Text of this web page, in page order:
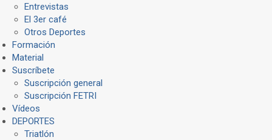
Entrevistas
El 3er café
Otros Deportes
Formación
Material
Suscríbete
Suscripción general
Suscripción FETRI
Vídeos
DEPORTES
Triatlón